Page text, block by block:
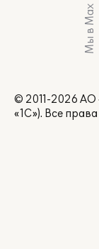
Мы в Max
© 2011-2026 АО
«1С»). Все